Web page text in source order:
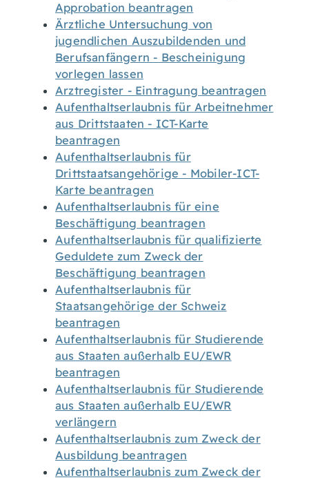
Approbation beantragen
Ärztliche Untersuchung von
jugendlichen Auszubildenden und
Berufsanfängern - Bescheinigung
vorlegen lassen
Arztregister - Eintragung beantragen
Aufenthaltserlaubnis für Arbeitnehmer
aus Drittstaaten - ICT-Karte
beantragen
Aufenthaltserlaubnis für
Drittstaatsangehörige - Mobiler-ICT-
Karte beantragen
Aufenthaltserlaubnis für eine
Beschäftigung beantragen
Aufenthaltserlaubnis für qualifizierte
Geduldete zum Zweck der
Beschäftigung beantragen
Aufenthaltserlaubnis für
Staatsangehörige der Schweiz
beantragen
Aufenthaltserlaubnis für Studierende
aus Staaten außerhalb EU/EWR
beantragen
Aufenthaltserlaubnis für Studierende
aus Staaten außerhalb EU/EWR
verlängern
Aufenthaltserlaubnis zum Zweck der
Ausbildung beantragen
Aufenthaltserlaubnis zum Zweck der